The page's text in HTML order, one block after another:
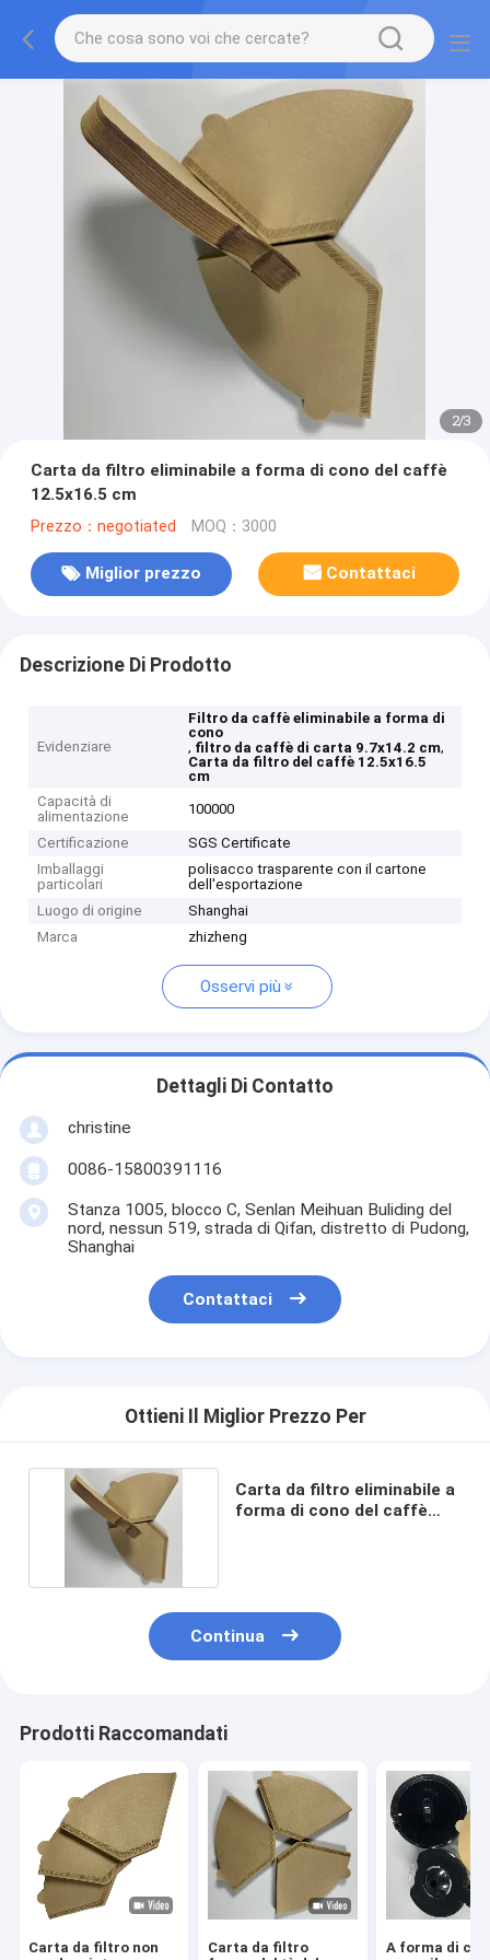
2/3
Carta da filtro eliminabile a forma di cono del caffè
12.5x16.5 cm
Prezzo：negotiated MOQ：3000
Miglior prezzo Contattaci
Descrizione Di Prodotto
Evidenziare
Filtro da caffè eliminabile a forma di
cono
, filtro da caffè di carta 9.7x14.2 cm,
Carta da filtro del caffè 12.5x16.5
cm
Capacità di
alimentazione
100000
Certificazione
SGS Certificate
Imballaggi
particolari
polisacco trasparente con il cartone
dell'esportazione
Luogo di origine
Shanghai
Marca
zhizheng
Osservi più
Dettagli Di Contatto
christine
0086-15800391116
Stanza 1005, blocco C, Senlan Meihuan Buliding del
nord, nessun 519, strada di Qifan, distretto di Pudong,
Shanghai
Contattaci
Ottieni Il Miglior Prezzo Per
Carta da filtro eliminabile a
forma di cono del caffè
Continua
Prodotti Raccomandati
Carta da filtro non
Carta da filtro
A forma di